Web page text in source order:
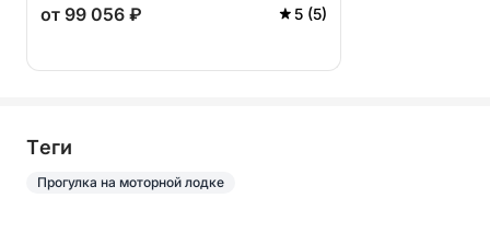
от 99 056 ₽ 5 (5)
Tеги
Прогулка на моторной лодке